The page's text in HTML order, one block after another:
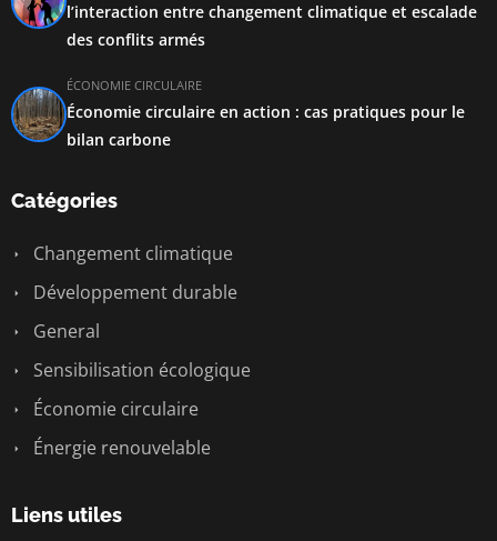
l’interaction entre changement climatique et escalade
des conflits armés
ÉCONOMIE CIRCULAIRE
Économie circulaire en action : cas pratiques pour le
bilan carbone
Catégories
Changement climatique
Développement durable
General
Sensibilisation écologique
Économie circulaire
Énergie renouvelable
Liens utiles